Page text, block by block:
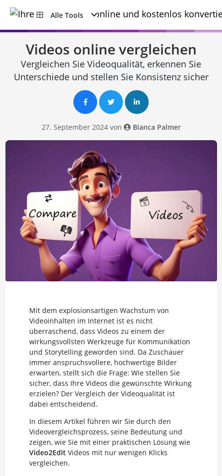
Alle Tools
Videos online vergleichen
Vergleichen Sie Videoqualität, erkennen Sie
Unterschiede und stellen Sie Konsistenz sicher
27. September 2024 von Bianca Palmer
Mit dem explosionsartigen Wachstum von
Videoinhalten im Internet ist es nicht
überraschend, dass Videos zu einem der
wirkungsvollsten Werkzeuge für Kommunikation
und Storytelling geworden sind. Da Zuschauer
immer anspruchsvollere, hochwertige Bilder
erwarten, stellt sich die Frage: Wie stellen Sie
sicher, dass Ihre Videos die gewünschte Wirkung
erzielen? Der Vergleich der Videoqualität ist
dabei entscheidend.
In diesem Artikel führen wir Sie durch den
Videovergleichsprozess, seine Bedeutung und
zeigen, wie Sie mit einer praktischen Lösung wie
Video2Edit Videos mit nur wenigen Klicks
vergleichen.